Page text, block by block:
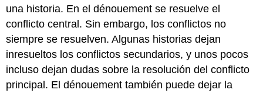
una historia. En el dénouement se resuelve el
conflicto central. Sin embargo, los conflictos no
siempre se resuelven. Algunas historias dejan
inresueltos los conflictos secundarios, y unos pocos
incluso dejan dudas sobre la resolución del conflicto
principal. El dénouement también puede dejar la